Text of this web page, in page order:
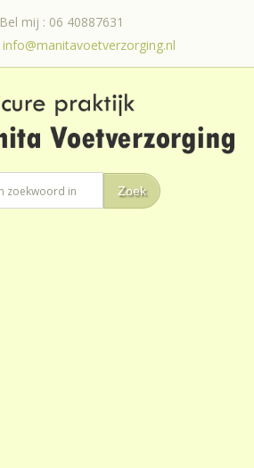
Bel mij : 06 40887631
info@manitavoetverzorging.nl